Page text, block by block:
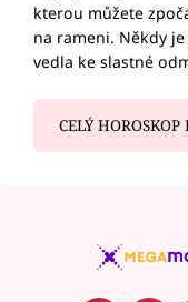
kterou můžete
na rameni. Někdy
vedla ke slastné
CELÝ